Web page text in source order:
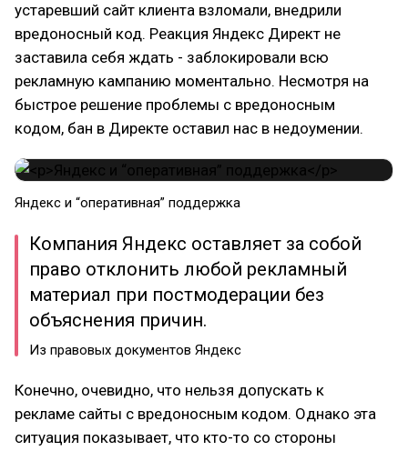
устаревший сайт клиента взломали, внедрили
вредоносный код. Реакция Яндекс Директ не
заставила себя ждать - заблокировали всю
рекламную кампанию моментально. Несмотря на
быстрое решение проблемы с вредоносным
кодом, бан в Директе оставил нас в недоумении.
Яндекс и “оперативная” поддержка
Компания Яндекс оставляет за собой
право отклонить любой рекламный
материал при постмодерации без
объяснения причин.
Из правовых документов Яндекс
Конечно, очевидно, что нельзя допускать к
рекламе сайты с вредоносным кодом. Однако эта
ситуация показывает, что кто-то со стороны